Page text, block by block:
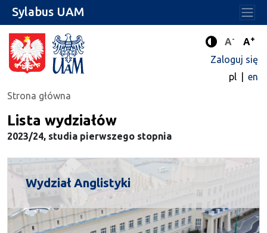
Tryb
A- A+
Zaloguj się
pl
en
Strona główna
Sylabus UAM
Lista wydziałów
2023/24, studia pierwszego stopnia
Wydział Anglistyki